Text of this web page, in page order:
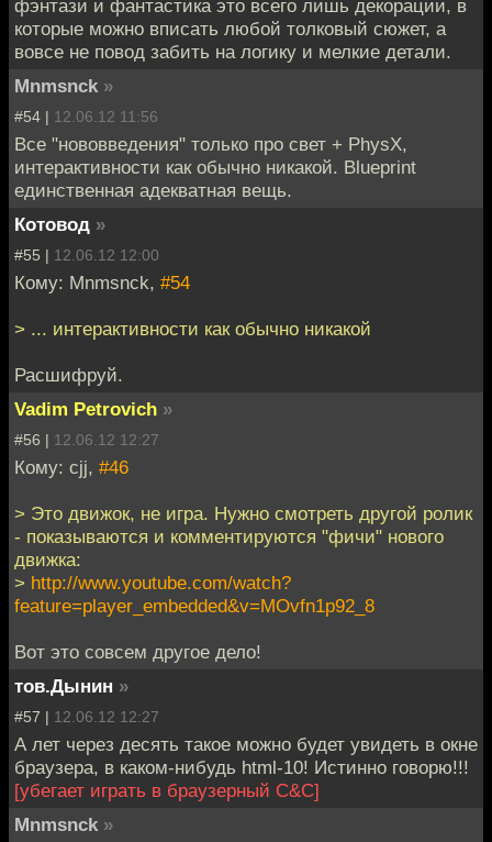
фэнтази и фантастика это всего лишь декорации, в
которые можно вписать любой толковый сюжет, а
вовсе не повод забить на логику и мелкие детали.
Mnmsnck »
#54 | 12.06.12 11:56
Все "нововведения" только про свет + PhysX,
интерактивности как обычно никакой. Blueprint
единственная адекватная вещь.
Котовод »
#55 | 12.06.12 12:00
Кому: Mnmsnck, #54
> ... интерактивности как обычно никакой
Расшифруй.
Vadim Petrovich »
#56 | 12.06.12 12:27
Кому: cjj, #46
> Это движок, не игра. Нужно смотреть другой ролик
- показываются и комментируются "фичи" нового
движка:
> http://www.youtube.com/watch?
feature=player_embedded&v=MOvfn1p92_8
Вот это совсем другое дело!
тов.Дынин »
#57 | 12.06.12 12:27
А лет через десять такое можно будет увидеть в окне
браузера, в каком-нибудь html-10! Истинно говорю!!!
[убегает играть в браузерный С&C]
Mnmsnck »